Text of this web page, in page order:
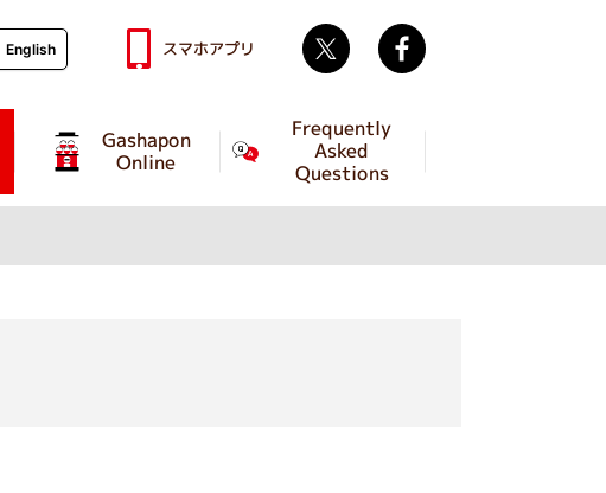
Gashapon
Online
Frequently
Asked
Questions
English スマホアプリ Twitter